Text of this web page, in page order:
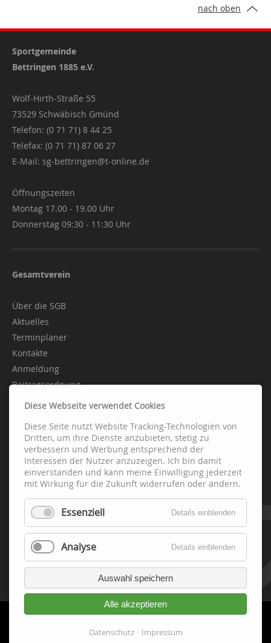
nach oben
Sportgemeinde
Bettringen 1885 e.V.
Wolf-Hirth-Straße 55
73529 Schwäbisch Gmünd
Telefon: (0 71 71) 8 44 25
Telefax: (0 71 71) 87 06 27
E-Mail: sg-bettringen@t-online.de
Öffnungszeiten
Montag 17.00 - 19.00 Uhr
Donnerstag 09:30 - 11:30 Uhr
Gesamtverein
Über die SGB
Aktuelles
Terminplaner
Kontakte
Anmeldung
Beitragsordnung
Abteilungen
Fussball
Handball
Leichtathletik
Schach
Tennis
Tischtennis
Fitness-Gesundheit-Turnen
Diese Webseite verwendet Cookies
Diese Seite nutzt Website Tracking-Technologien von
Dritten, um ihre Dienste anzubieten, stetig zu
verbessern und Werbung entsprechend der
Interessen der Nutzer anzuzeigen. Ich bin damit
einverstanden und kann meine Einwilligung jederzeit
mit Wirkung für die Zukunft widerrufen oder ändern.
Essenziell Details einblenden
Analyse Details einblenden
Auswahl speichern
Alle akzeptieren
Datenschutz Impressum